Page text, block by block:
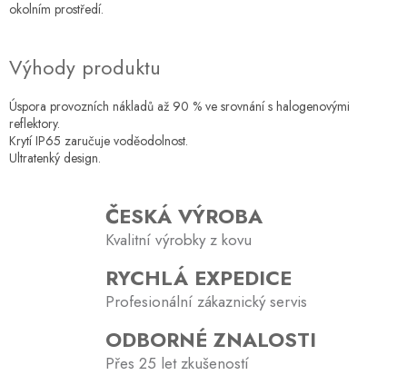
okolním prostředí.
Výhody produktu
Úspora provozních nákladů až 90 % ve srovnání s halogenovými
reflektory.
Krytí IP65 zaručuje voděodolnost.
Ultratenký design.
ČESKÁ VÝROBA
Kvalitní výrobky z kovu
RYCHLÁ EXPEDICE
Profesionální zákaznický servis
ODBORNÉ ZNALOSTI
Přes 25 let zkušeností